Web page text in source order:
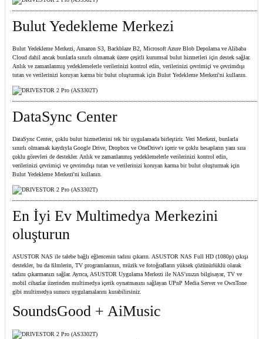
Bulut Yedekleme Merkezi
Bulut Yedekleme Merkezi, Amazon S3, Backblaze B2, Microsoft Azure Blob Depolama ve Alibaba
Cloud dahil ancak bunlarla sınırlı olmamak üzere çeşitli kurumsal bulut hizmetleri için destek sağlar.
Anlık ve zamanlanmış yedeklemelerle verilerinizi kontrol edin, verilerinizi çevrimiçi ve çevrimdışı
tutan ve verilerinizi koruyan karma bir bulut oluşturmak için Bulut Yedekleme Merkezi'ni kullanın.
DataSync Center
DataSync Center, çoklu bulut hizmetlerini tek bir uygulamada birleştirir. Veri Merkezi, bunlarla
sınırlı olmamak kaydıyla Google Drive, Dropbox ve OneDrive'ı içerir ve çoklu hesapların yanı sıra
çoklu görevleri de destekler. Anlık ve zamanlanmış yedeklemelerle verilerinizi kontrol edin,
verilerinizi çevrimiçi ve çevrimdışı tutan ve verilerinizi koruyan karma bir bulut oluşturmak için
Bulut Yedekleme Merkezi'ni kullanın.
En İyi Ev Multimedya Merkezini
oluşturun
ASUSTOR NAS ile talebe bağlı eğlencenin tadını çıkarın. ASUSTOR NAS Full HD (1080p) çıkışı
destekler, bu da filmlerin, TV programlarının, müzik ve fotoğrafların yüksek çözünürlüklü olarak
tadını çıkarmanızı sağlar. Ayrıca, ASUSTOR Uygulama Merkezi ile NAS'ınızın bilgisayar, TV ve
mobil cihazlar üzerinden multimedya içerik oynatmasını sağlayan UPnP Media Server ve OwnTone
gibi multimedya sunucu uygulamalarını kurabilirsiniz.
SoundsGood + AiMusic